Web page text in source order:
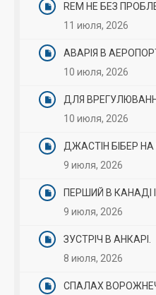
REM НЕ БЕЗ
11 июля, 2026
АВАРІЯ В
10 июля, 2026
ДЛЯ
10 июля, 2026
ДЖАСТІН БІБЕР НА
9 июля, 2026
ПЕРШИЙ В КАНАДІ
9 июля, 2026
ЗУСТРІЧ В АНКАРІ.
8 июля, 2026
СПАЛАХ